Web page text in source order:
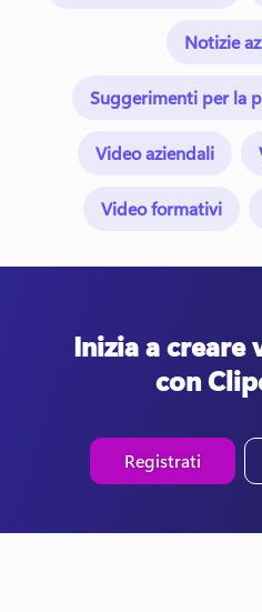
Notizie
Suggerimenti per la
Video aziendali
Video formativi
Inizia a
con
Registrati